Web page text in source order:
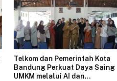
Telkom dan Pemerintah Kota
Bandung Perkuat Daya Saing
UMKM melalui AI dan